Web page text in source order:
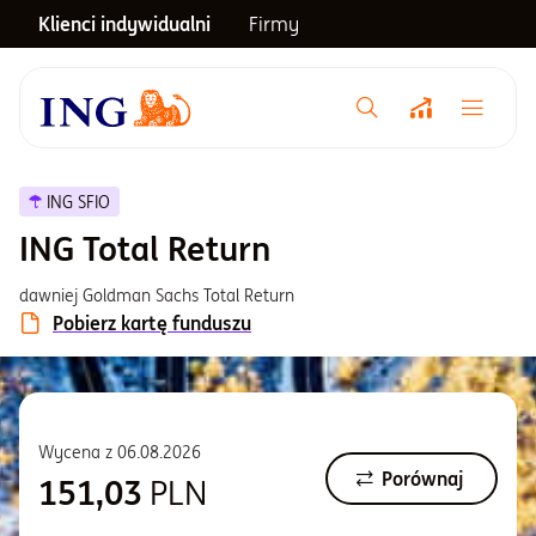
Klienci indywidualni Firmy
Menu główne
Notowania
Inwestycje
Centrum pomocy
ING SFIO
ING Total Return
dawniej Goldman Sachs Total Return
Pobierz kartę funduszu
Wycena z 06.08.2026
151,03 PLN Porównaj